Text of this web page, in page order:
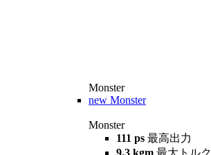
Monster
new Monster
Monster
111 ps 最高出力
9.3 kgm 最大トルク